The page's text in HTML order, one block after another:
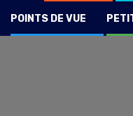
POINTS DE VUE